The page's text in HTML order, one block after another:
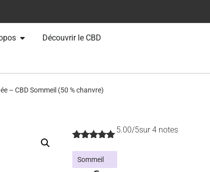
Découvrir le CBD
– CBD Sommeil (50 % chanvre)
basé sur
notations
5.00/5sur 4 notes
Sommeil